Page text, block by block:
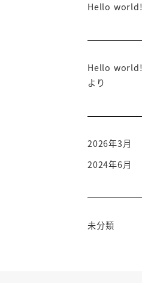
Hello world!
Hello world!
より
2026年3月
2024年6月
未分類